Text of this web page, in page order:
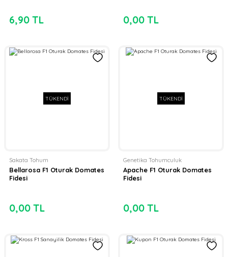
6,90 TL 0,00 TL
TÜKENDİ
Sakata Tohum
Bellarosa F1 Oturak Domates
Fidesi
0,00 TL
TÜKENDİ
Genetika Tohumculuk
Apache F1 Oturak Domates
Fidesi
0,00 TL